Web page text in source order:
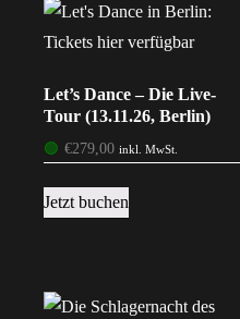
Let’s Dance – Die Live-
Tour (13.11.26, Berlin)
🟢 €279,00 inkl. MwSt.
Jetzt buchen